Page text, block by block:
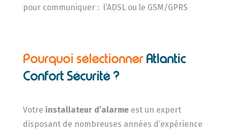
pour communiquer : l’ADSL ou le GSM/GPRS
Pourquoi sélectionner Atlantic
Confort Sécurité ?
Votre installateur d’alarmeest un expert
disposant de nombreuses années d’expérience